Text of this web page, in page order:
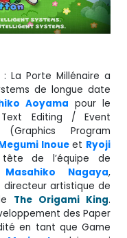
La Porte Millénaire a
de longue date
Aoyama pour le
Editing / Event
(Graphics Program
Inoueet Ryoji
de l’équipe de
Masahiko Nagaya,
artistique de
The Origami King.
des Paper
en tant que Game